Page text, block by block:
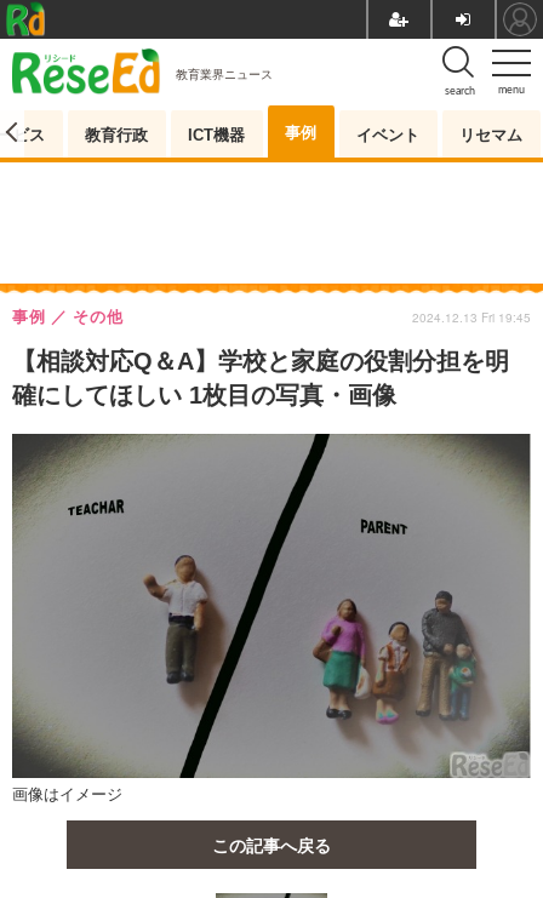
menu
search
教育業界ニュース
ビス 教育行政 ICT機器 事例 イベント リセマム
【相談対応Q＆A】学校と家庭の役割分担を明
確にしてほしい 1枚目の写真・画像
事例 その他 2024.12.13 Fri 19:45
画像はイメージ
この記事へ戻る